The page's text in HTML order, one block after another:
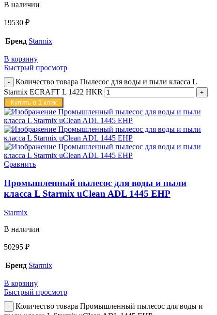
В наличии
19530 ₽
Бренд Starmix
В корзину
Быстрый просмотр
Количество товара Пылесос для воды и пыли класса L
Starmix ECRAFT L 1422 HKR
Купить в 1 клик
Сравнить
Промышленный пылесос для воды и пыли
класса L Starmix uClean ADL 1445 EHP
Starmix
В наличии
50295 ₽
Бренд Starmix
В корзину
Быстрый просмотр
Количество товара Промышленный пылесос для воды и